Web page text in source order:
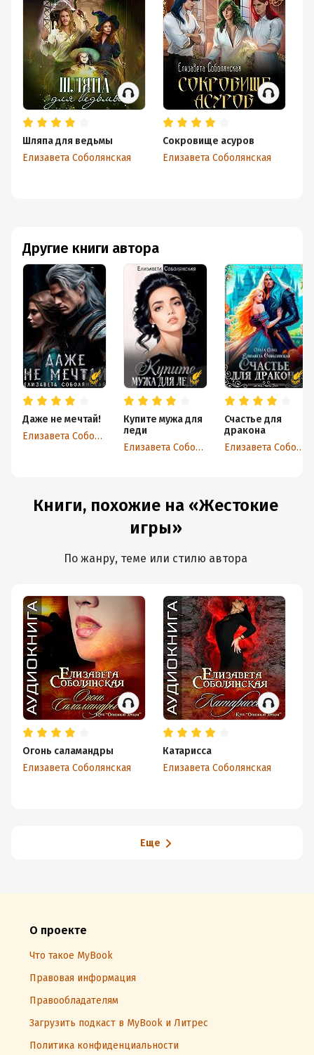
Другие книги автора
Даже не мечтай!
Елизавета Соболянская
Купите мужа для
леди
Елизавета Соболянская
Счастье для
дракона
Елизавета Соболянская
Шляпа для ведьмы
Елизавета Соболянская
Сокровище асуров
Елизавета Соболянская
Книги, похожие на «Жестокие
игры»
По жанру, теме или стилю автора
Огонь саламандры
Елизавета Соболянская
Катарисса
Елизавета Соболянская
Еще
О проекте
Что такое MyBook
Правовая информация
Правообладателям
Загрузить подкаст в MyBook и Литрес
Политика конфиденциальности